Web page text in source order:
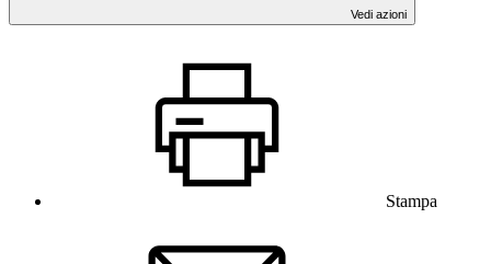
Vedi azioni
Stampa